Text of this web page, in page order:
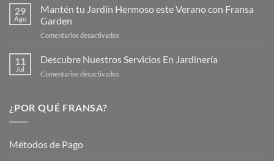
de
de
Verano
Plantas
29
Ago
Mantén tu Jardín Hermoso este Verano con Fransa
Garden
Comentarios desactivados
tu
Jardín
11
Jul
Descubre Nuestros Servicios En Jardinería
Comentarios desactivados
¿POR QUÉ FRANSA?
Métodos de Pago